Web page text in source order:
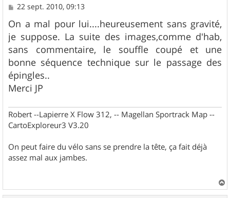
M
s
s
a
g
e
22 sept. 2010, 09:13
On a mal pour lui....heureusement sans gravité,
je suppose. La suite des images,comme d'hab,
sans commentaire, le souffle coupé et une
bonne séquence technique sur le passage des
épingles..
Merci JP
Robert --Lapierre X Flow 312, -- Magellan Sportrack Map --
CartoExploreur3 V3.20
On peut faire du vélo sans se prendre la tête, ça fait déjà
assez mal aux jambes.
a